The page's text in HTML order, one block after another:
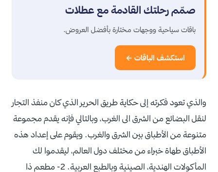
صمّم رحلتك القادمة مع عطلات
باقات سياحية ووجهات مختارة بأفضل العروض.
استكشف الباقات ←
والذي تعود فكرته إلى حكاية طريق الحرير الذي كان منفذ التجار
لنقل البضائع من الشرق الى الغرب، وبالتالي فإنه يقدم مجموعة
متنوعة من الأطباق بين الشرق والغرب. ويقوم على إعداد هذه
الأطباق طهاة خبراء من مختلف دول العالم، ليقدموا لك
المأكولات الهندية، الصينية وبالطبع العربية. 2- مطعم ذا